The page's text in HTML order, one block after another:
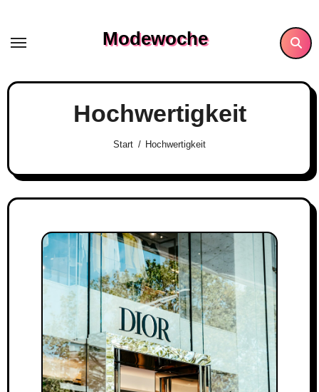
content
Modewoche
Hochwertigkeit
Start Hochwertigkeit